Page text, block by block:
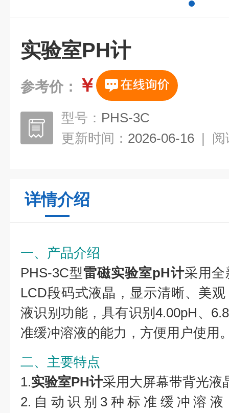
实验室PH计
参考价： ￥
型号： PHS-3C
更新时间： 2026-06-16 | 阅
详情介绍
一、产品介绍
PHS-3C型雷磁实验室pH计采用
LCD段码式液晶，显示清晰、美
液识别功能，具有识别4.00pH、
准缓冲溶液的能力，方便用户使用
二、 主要特点
1.实验室PH计采用大屏幕带背光液
2.自动识别3种标准缓冲溶液